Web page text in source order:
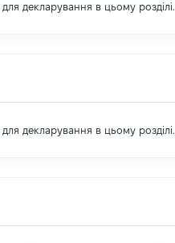
декларування в цьому розділі.
декларування в цьому розділі.